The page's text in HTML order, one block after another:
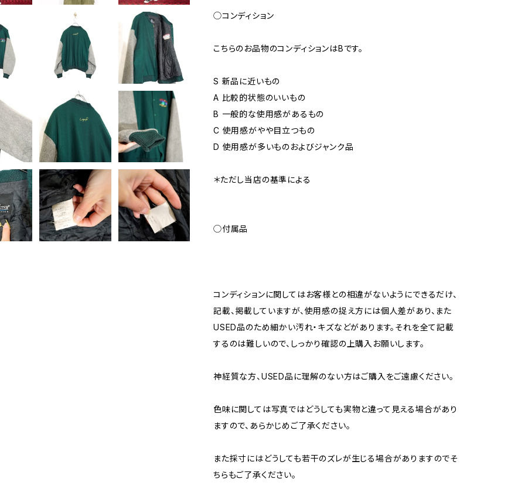
◯コンディション
こちらのお品物のコンディションはBです。
S 新品に近いもの
A 比較的状態のいいもの
B 一般的な使用感があるもの
C 使用感がやや目立つもの
D 使用感が多いものおよびジャンク品
＊ただし当店の基準による
◯付属品
コンディションに関してはお客様との相違がないようにできるだけ、
記載、掲載していますが、使用感の捉え方には個人差があり、また
USED品のため細かい汚れ・キズなどがあります。それを全て記載
するのは難しいので、しっかり確認の上購入お願いします。
神経質な方、USED品に理解のない方はご購入をご遠慮ください。
色味に関しては写真ではどうしても実物と違って見える場合があり
ますので、あらかじめご了承ください。
また採寸にはどうしても若干のズレが生じる場合がありますのでそ
ちらもご了承ください。